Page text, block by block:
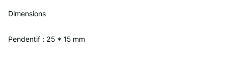
Dimensions
Pendentif : 25 * 15 mm